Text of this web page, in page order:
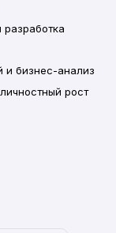
и бизнес-анализ
рост